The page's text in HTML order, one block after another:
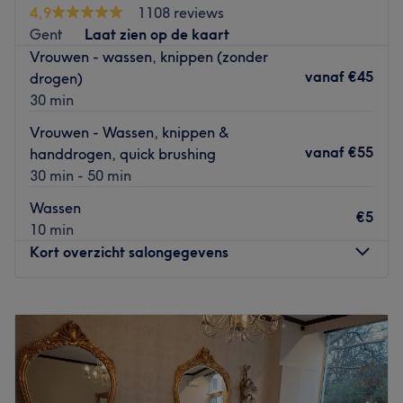
salon te verlaten.
Dichtstbijzijnde openbaar vervoer:
Bushalte Sint-Denijs-Westrem Dorp is op loopafafstand.
Het team:
Alina staat voor je klaar.
Wat we leuk vinden aan de salon:
Gespecialiseerd in: Haarbehandelingen
De extra’s: In het salon kan met Bancontact worden
betaald.
4,9
1108 reviews
Gent
Laat zien op de kaart
Vrouwen - wassen, knippen (zonder
drogen)
30 min
vanaf €45
Vrouwen - Wassen, knippen &
handdrogen, quick brushing
30 min - 50 min
vanaf €55
Wassen
10 min
€5
Kort overzicht salongegevens
Dinsdag
09:00–18:00
Woensdag
Gesloten
Donderdag
09:00
18:00
09:00
18:00